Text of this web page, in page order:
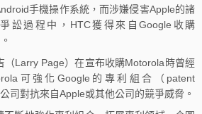
手機操作系統，而涉嫌侵害Apple的諸
訟過程中，HTC獲得來自Google收購
Larry Page）在宣布收購Motorola時曾經
可強化Google的專利組合（patent
司對抗來自Apple或其他公司的競爭威脅。